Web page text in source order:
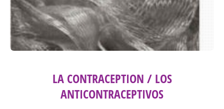
LA CONTRACEPTION / LOS
ANTICONTRACEPTIVOS